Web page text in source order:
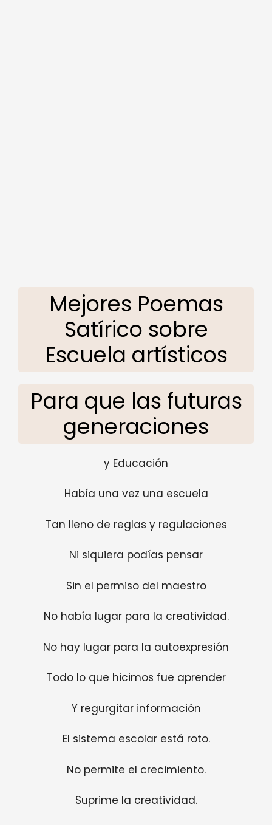
Mejores Poemas
Satírico sobre
Escuela artísticos
Para que las futuras
generaciones
y Educación
Había una vez una escuela
Tan lleno de reglas y regulaciones
Ni siquiera podías pensar
Sin el permiso del maestro
No había lugar para la creatividad.
No hay lugar para la autoexpresión
Todo lo que hicimos fue aprender
Y regurgitar información
El sistema escolar está roto.
No permite el crecimiento.
Suprime la creatividad.